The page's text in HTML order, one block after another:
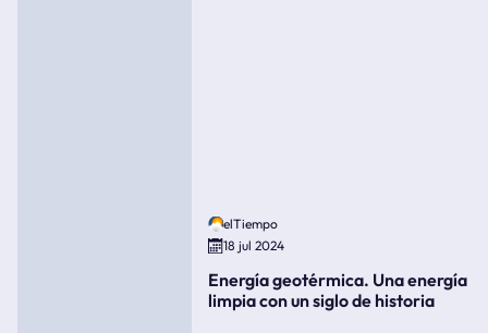
elTiempo
18 jul 2024
Energía geotérmica. Una energía
limpia con un siglo de historia